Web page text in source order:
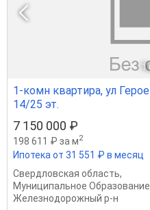
1
1-комн квартира, ул
14/25 эт.
7 150 000 ₽
198 611 ₽ за м2
Ипотека от 31 551 ₽ в месяц
Свердловская область,
Муниципальное
Железнодорожный р-н